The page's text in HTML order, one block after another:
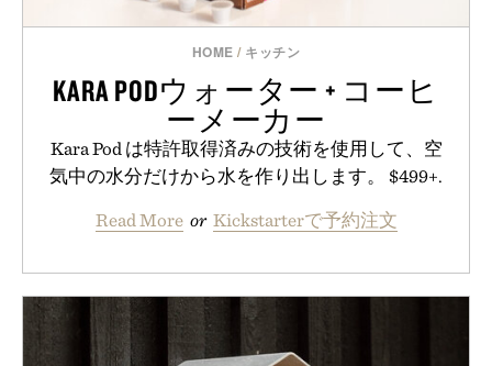
HOME / キッチン
KARA PODウォーター + コーヒ
ーメーカー
Kara Pod は特許取得済みの技術を使用して、空
気中の水分だけから水を作り出します。 $499+.
Read More or Kickstarterで予約注文